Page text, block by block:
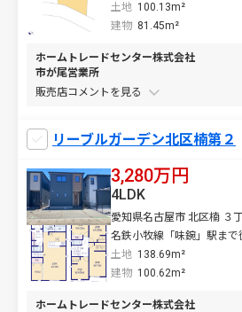
土地 100.13m²
建物 81.45m²
ホームトレードセンター株式会社
市が尾営業所
販売店コメントを
リーブルガーデン北区楠第２
3,280万円
愛知県名古屋市 北区楠 ３
名鉄小牧線「味鋺」駅まで
土地 138.69m²
4LDK
建物 100.62m²
ホームトレードセンター株式会社